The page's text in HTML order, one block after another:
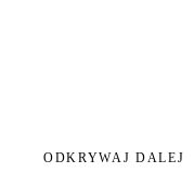
ODKRYWAJ DALEJ